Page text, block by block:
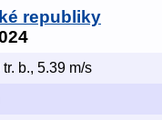
republiky
b., 5.39 m/s